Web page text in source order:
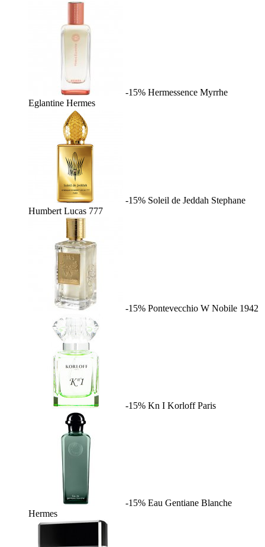
-15% Hermessence Myrrhe
Eglantine Hermes
-15% Soleil de Jeddah Stephane
Humbert Lucas 777
-15% Pontevecchio W Nobile 1942
-15% Kn I Korloff Paris
-15% Eau Gentiane Blanche
Hermes